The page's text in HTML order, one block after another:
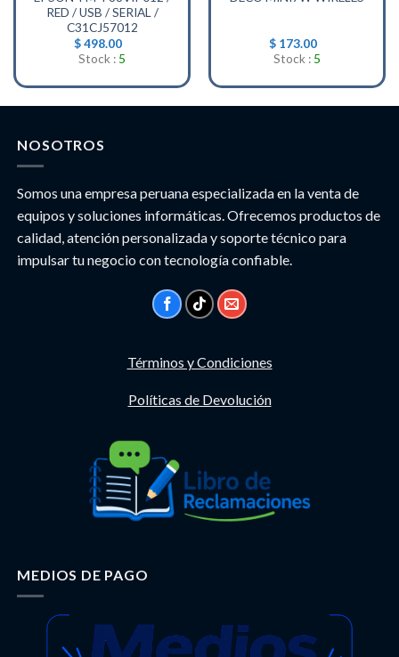
RED / USB / SERIAL /
C31CJ57012
$498.00
Stock : 5
$173.00
Stock : 5
NOSOTROS
Somos una empresa peruana especializada en la venta de
equipos y soluciones informáticas. Ofrecemos productos de
calidad, atención personalizada y soporte técnico para
impulsar tu negocio con tecnología confiable.
Términos y Condiciones
Políticas de Devolución
MEDIOS DE PAGO